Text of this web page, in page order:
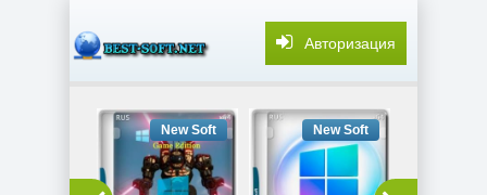
Авторизация
New Soft New Soft